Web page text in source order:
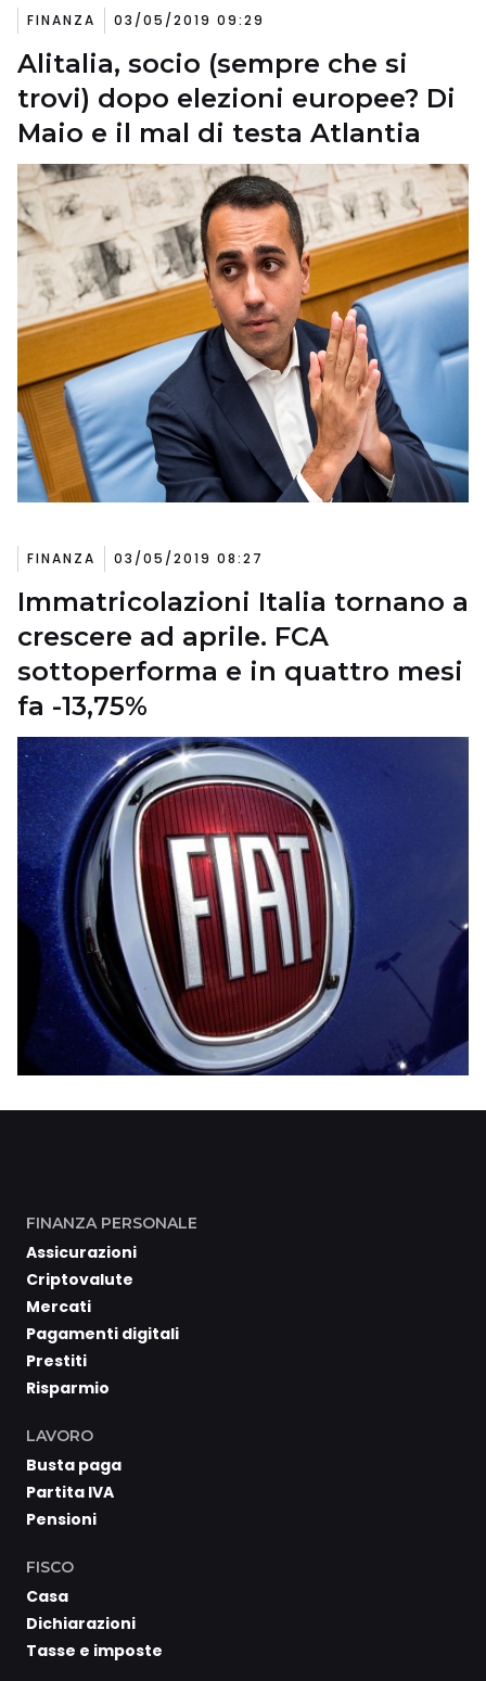
FINANZA 03/05/2019 09:29
Alitalia, socio (sempre che si
trovi) dopo elezioni europee? Di
Maio e il mal di testa Atlantia
FINANZA 03/05/2019 08:27
Immatricolazioni Italia tornano a
crescere ad aprile. FCA
sottoperforma e in quattro mesi
fa -13,75%
FINANZA PERSONALE
Assicurazioni
Criptovalute
Mercati
Pagamenti digitali
Prestiti
Risparmio
LAVORO
Busta paga
Partita IVA
Pensioni
FISCO
Casa
Dichiarazioni
Tasse e imposte